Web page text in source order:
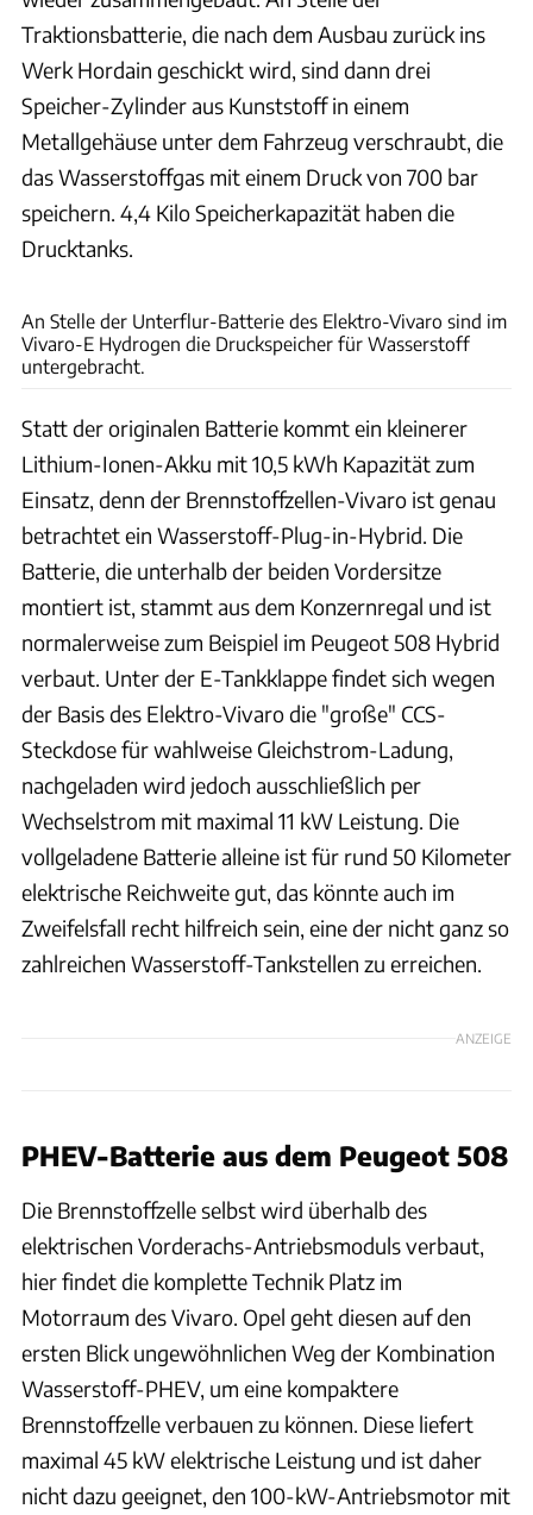
Traktionsbatterie, die nach dem Ausbau zurück ins
Werk Hordain geschickt wird, sind dann drei
Speicher-Zylinder aus Kunststoff in einem
Metallgehäuse unter dem Fahrzeug verschraubt, die
das Wasserstoffgas mit einem Druck von 700 bar
speichern. 4,4 Kilo Speicherkapazität haben die
Drucktanks.
An Stelle der Unterflur-Batterie des Elektro-Vivaro sind im
Vivaro-E Hydrogen die Druckspeicher für Wasserstoff
untergebracht.
Statt der originalen Batterie kommt ein kleinerer
Lithium-Ionen-Akku mit 10,5 kWh Kapazität zum
Einsatz, denn der Brennstoffzellen-Vivaro ist genau
betrachtet ein Wasserstoff-Plug-in-Hybrid. Die
Batterie, die unterhalb der beiden Vordersitze
montiert ist, stammt aus dem Konzernregal und ist
normalerweise zum Beispiel im Peugeot 508 Hybrid
verbaut. Unter der E-Tankklappe findet sich wegen
der Basis des Elektro-Vivaro die "große" CCS-
Steckdose für wahlweise Gleichstrom-Ladung,
nachgeladen wird jedoch ausschließlich per
Wechselstrom mit maximal 11 kW Leistung. Die
vollgeladene Batterie alleine ist für rund 50 Kilometer
elektrische Reichweite gut, das könnte auch im
Zweifelsfall recht hilfreich sein, eine der nicht ganz so
zahlreichen Wasserstoff-Tankstellen zu erreichen.
ANZEIGE
PHEV-Batterie aus dem Peugeot 508
Die Brennstoffzelle selbst wird überhalb des
elektrischen Vorderachs-Antriebsmoduls verbaut,
hier findet die komplette Technik Platz im
Motorraum des Vivaro. Opel geht diesen auf den
ersten Blick ungewöhnlichen Weg der Kombination
Wasserstoff-PHEV, um eine kompaktere
Brennstoffzelle verbauen zu können. Diese liefert
maximal 45 kW elektrische Leistung und ist daher
nicht dazu geeignet, den 100-kW-Antriebsmotor mit